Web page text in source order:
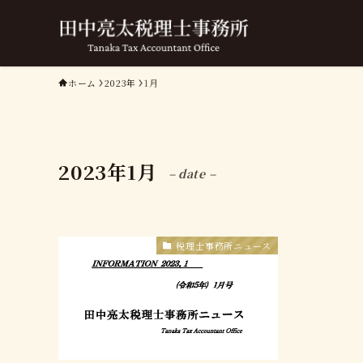
ホーム 2023年 1月
2023年1月 – date –
税理士事務所ニュース